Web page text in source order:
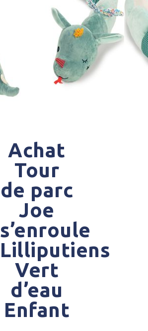
Achat
Tour
de parc
Joe
s’enroule
Lilliputiens
Vert
d’eau
Enfant